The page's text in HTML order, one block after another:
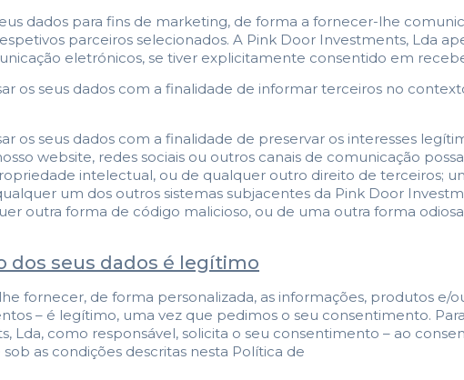
dados para fins de marketing, de forma a fornecer-lhe
parceiros selecionados. A Pink Door Investments, Lda
eletrónicos, se tiver explicitamente consentido em
os seus dados com a finalidade de informar terceiros no
os seus dados com a finalidade de preservar os interesses
website, redes sociais ou outros canais de comunicação
intelectual, ou de qualquer outro direito de terceiros;
um dos outros sistemas subjacentes da Pink Door
outra forma de código malicioso, ou de uma outra forma
dos seus dados é legítimo
fornecer, de forma personalizada, as informações, produtos e/
– é legítimo, uma vez que pedimos o seu consentimento.
Lda, como responsável, solicita o seu consentimento – ao
as condições descritas nesta Política de